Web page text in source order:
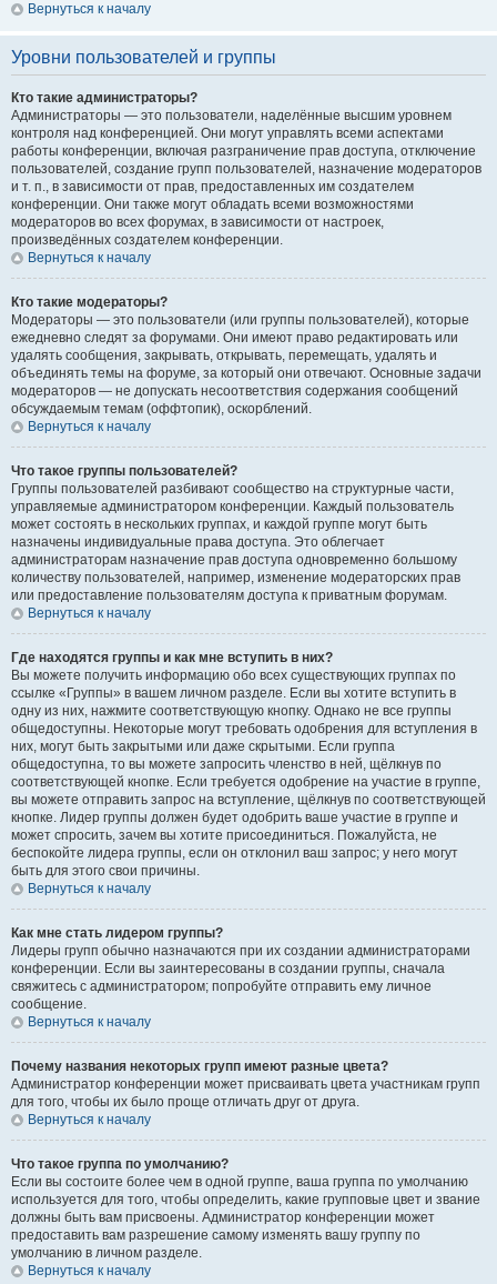
Вернуться к началу
Уровни пользователей и группы
Кто такие администраторы?
Администраторы — это пользователи, наделённые высшим уровнем
контроля над конференцией. Они могут управлять всеми аспектами
работы конференции, включая разграничение прав доступа, отключение
пользователей, создание групп пользователей, назначение модераторов
и т. п., в зависимости от прав, предоставленных им создателем
конференции. Они также могут обладать всеми возможностями
модераторов во всех форумах, в зависимости от настроек,
произведённых создателем конференции.
Вернуться к началу
Кто такие модераторы?
Модераторы — это пользователи (или группы пользователей), которые
ежедневно следят за форумами. Они имеют право редактировать или
удалять сообщения, закрывать, открывать, перемещать, удалять и
объединять темы на форуме, за который они отвечают. Основные задачи
модераторов — не допускать несоответствия содержания сообщений
обсуждаемым темам (оффтопик), оскорблений.
Вернуться к началу
Что такое группы пользователей?
Группы пользователей разбивают сообщество на структурные части,
управляемые администратором конференции. Каждый пользователь
может состоять в нескольких группах, и каждой группе могут быть
назначены индивидуальные права доступа. Это облегчает
администраторам назначение прав доступа одновременно большому
количеству пользователей, например, изменение модераторских прав
или предоставление пользователям доступа к приватным форумам.
Вернуться к началу
Где находятся группы и как мне вступить в них?
Вы можете получить информацию обо всех существующих группах по
ссылке «Группы» в вашем личном разделе. Если вы хотите вступить в
одну из них, нажмите соответствующую кнопку. Однако не все группы
общедоступны. Некоторые могут требовать одобрения для вступления в
них, могут быть закрытыми или даже скрытыми. Если группа
общедоступна, то вы можете запросить членство в ней, щёлкнув по
соответствующей кнопке. Если требуется одобрение на участие в группе,
вы можете отправить запрос на вступление, щёлкнув по соответствующей
кнопке. Лидер группы должен будет одобрить ваше участие в группе и
может спросить, зачем вы хотите присоединиться. Пожалуйста, не
беспокойте лидера группы, если он отклонил ваш запрос; у него могут
быть для этого свои причины.
Вернуться к началу
Как мне стать лидером группы?
Лидеры групп обычно назначаются при их создании администраторами
конференции. Если вы заинтересованы в создании группы, сначала
свяжитесь с администратором; попробуйте отправить ему личное
сообщение.
Вернуться к началу
Почему названия некоторых групп имеют разные цвета?
Администратор конференции может присваивать цвета участникам групп
для того, чтобы их было проще отличать друг от друга.
Вернуться к началу
Что такое группа по умолчанию?
Если вы состоите более чем в одной группе, ваша группа по умолчанию
используется для того, чтобы определить, какие групповые цвет и звание
должны быть вам присвоены. Администратор конференции может
предоставить вам разрешение самому изменять вашу группу по
умолчанию в личном разделе.
Вернуться к началу